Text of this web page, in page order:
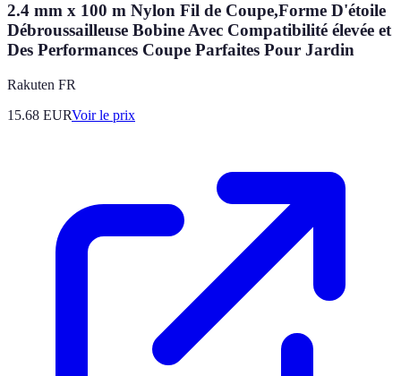
2.4 mm x 100 m Nylon Fil de Coupe,Forme D'étoile
Débroussailleuse Bobine Avec Compatibilité élevée et
Des Performances Coupe Parfaites Pour Jardin
Rakuten FR
15.68 EURVoir le prix